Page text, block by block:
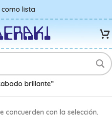
lista
brillante”
con la selección.